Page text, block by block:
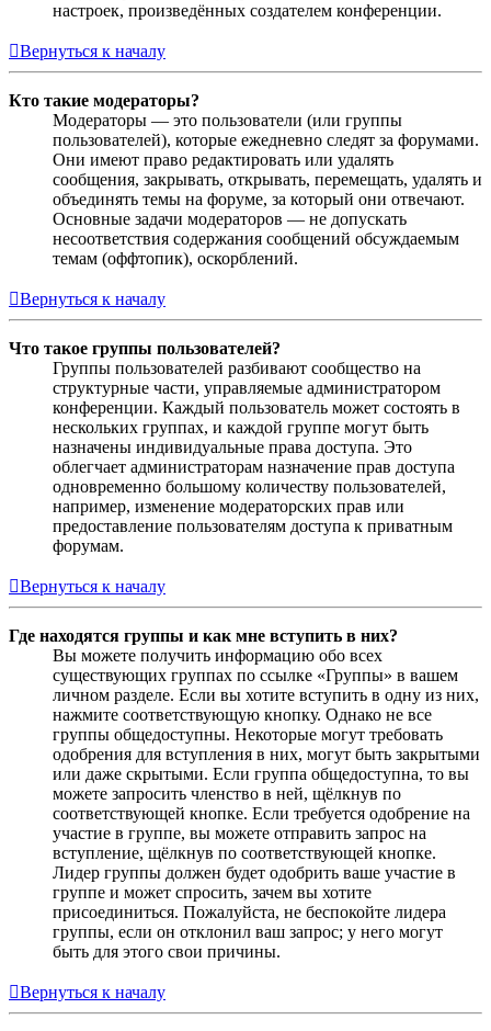
настроек, произведённых создателем конференции.
Вернуться к началу
Кто такие модераторы?
Модераторы — это пользователи (или группы
пользователей), которые ежедневно следят за форумами.
Они имеют право редактировать или удалять
сообщения, закрывать, открывать, перемещать, удалять и
объединять темы на форуме, за который они отвечают.
Основные задачи модераторов — не допускать
несоответствия содержания сообщений обсуждаемым
темам (оффтопик), оскорблений.
Вернуться к началу
Что такое группы пользователей?
Группы пользователей разбивают сообщество на
структурные части, управляемые администратором
конференции. Каждый пользователь может состоять в
нескольких группах, и каждой группе могут быть
назначены индивидуальные права доступа. Это
облегчает администраторам назначение прав доступа
одновременно большому количеству пользователей,
например, изменение модераторских прав или
предоставление пользователям доступа к приватным
форумам.
Вернуться к началу
Где находятся группы и как мне вступить в них?
Вы можете получить информацию обо всех
существующих группах по ссылке «Группы» в вашем
личном разделе. Если вы хотите вступить в одну из них,
нажмите соответствующую кнопку. Однако не все
группы общедоступны. Некоторые могут требовать
одобрения для вступления в них, могут быть закрытыми
или даже скрытыми. Если группа общедоступна, то вы
можете запросить членство в ней, щёлкнув по
соответствующей кнопке. Если требуется одобрение на
участие в группе, вы можете отправить запрос на
вступление, щёлкнув по соответствующей кнопке.
Лидер группы должен будет одобрить ваше участие в
группе и может спросить, зачем вы хотите
присоединиться. Пожалуйста, не беспокойте лидера
группы, если он отклонил ваш запрос; у него могут
быть для этого свои причины.
Вернуться к началу